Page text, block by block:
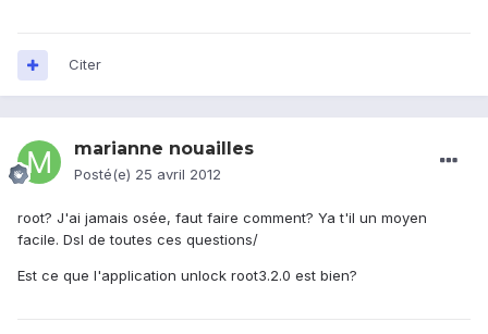
Citer
marianne nouailles
Posté(e) 25 avril 2012
root? J'ai jamais osée, faut faire comment? Ya t'il un moyen
facile. Dsl de toutes ces questions/
Est ce que l'application unlock root3.2.0 est bien?